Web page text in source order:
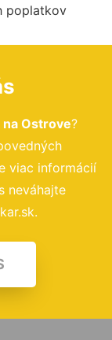
poplatkov
Ostrove?
viac informácií
neváhajte